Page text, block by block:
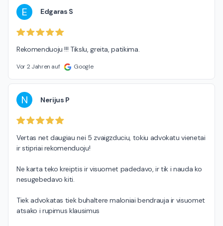
E Edgaras S
Rekomenduoju !!! Tikslu, greita, patikima.
Vor 2 Jahren auf Google
N Nerijus P
Vertas net daugiau nei 5 zvaigzduciu, tokiu advokatu vienetai
ir stipriai rekomenduoju!
Ne karta teko kreiptis ir visuomet padedavo, ir tik i nauda ko
nesugebedavo kiti.
Tiek advokatas tiek buhaltere maloniai bendrauja ir visuomet
atsako i rupimus klausimus